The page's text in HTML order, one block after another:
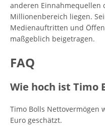
anderen Einnahmequellen
Millionenbereich liegen.
Medienauftritten und
maßgeblich beigetragen.
FAQ
Wie hoch ist Timo
Timo Bolls Nettovermögen
Euro geschätzt.